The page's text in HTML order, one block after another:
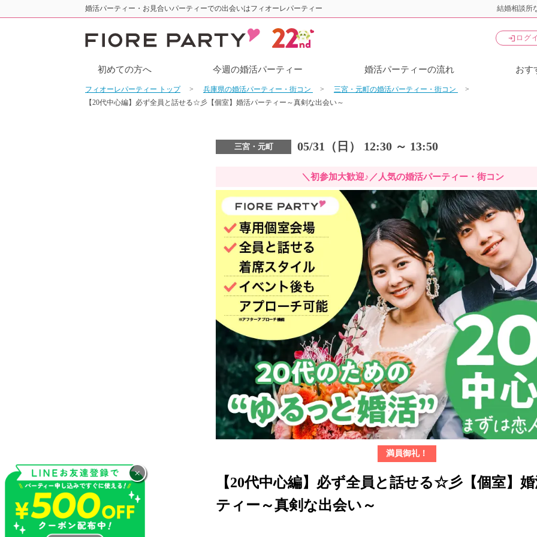
婚活パーティー・お見合いパーティーでの出会いはフィオーレパーティー 結婚相談所
login ログ
初めての方へ 今週の婚活パーティー 婚活パーティーの流れ おす
フィオーレパーティー トップ 兵庫県の婚活パーティー・街コン
三宮・元町の婚活パーティー・街コン
【20代中心編】必ず全員と話せる☆彡【個室】婚活パーティー～真剣な出会い～
三宮・元町 05/31（日） 12:30 ～ 13:50
＼初参加大歓迎♪／人気の婚活パーティー・街コン
満員御礼！
【20代中心編】必ず全員と話せる☆彡【個室】
ティー～真剣な出会い～
×